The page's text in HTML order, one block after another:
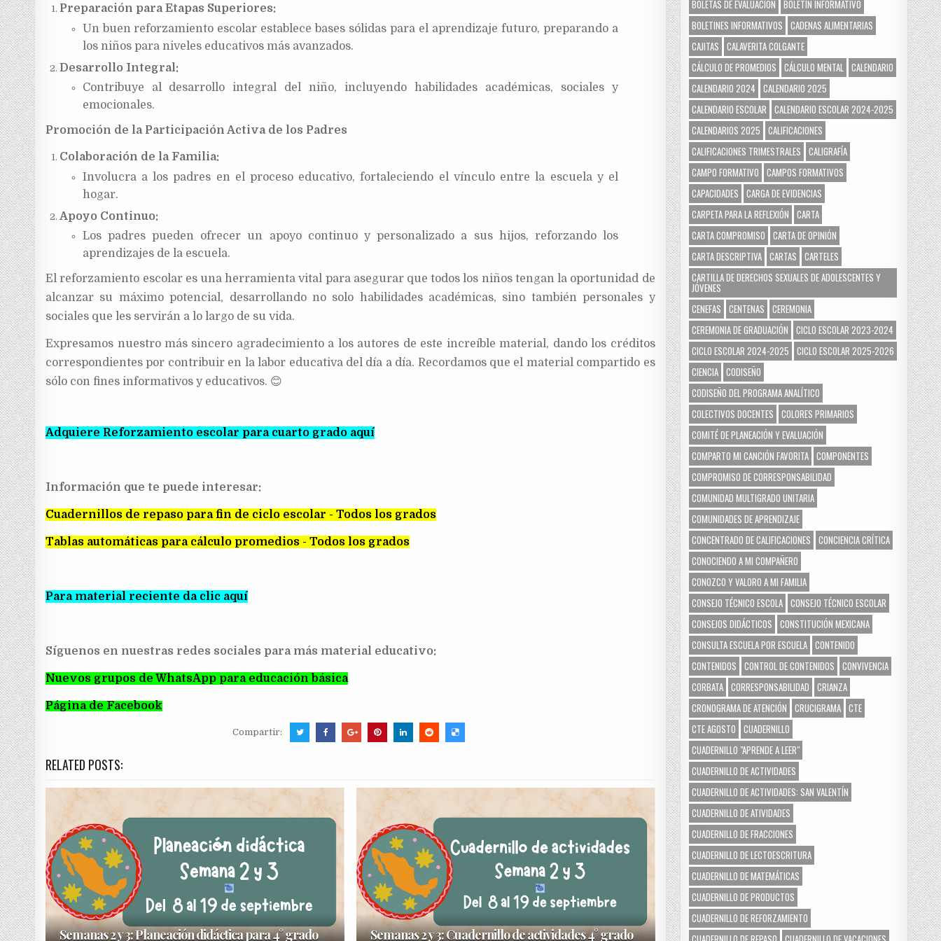
Preparación para Etapas Superiores:
Un buen reforzamiento escolar establece bases sólidas para el aprendizaje futuro, preparando a
los niños para niveles educativos más avanzados.
Desarrollo Integral:
Contribuye al desarrollo integral del niño, incluyendo habilidades académicas, sociales y
emocionales.
Promoción de la Participación Activa de los Padres
Colaboración de la Familia:
Involucra a los padres en el proceso educativo, fortaleciendo el vínculo entre la escuela y el
hogar.
Apoyo Continuo:
Los padres pueden ofrecer un apoyo continuo y personalizado a sus hijos, reforzando los
aprendizajes de la escuela.
El reforzamiento escolar es una herramienta vital para asegurar que todos los niños tengan la oportunidad de
alcanzar su máximo potencial, desarrollando no solo habilidades académicas, sino también personales y
sociales que les servirán a lo largo de su vida.
Expresamos nuestro más sincero agradecimiento a los autores de este increíble material, dando los créditos
correspondientes por contribuir en la labor educativa del día a día. Recordamos que el material compartido es
sólo con fines informativos y educativos. 😊
Adquiere Reforzamiento escolar para cuarto grado aquí
Información que te puede interesar:
Cuadernillos de repaso para fin de ciclo escolar - Todos los grados
Tablas automáticas para cálculo promedios - Todos los grados
Para material reciente da clic aquí
Síguenos en nuestras redes sociales para más material educativo:
Nuevos grupos de WhatsApp para educación básica
Página de Facebook
Compartir:
RELATED POSTS:
Semanas 2 y 3: Planeación didáctica para 4° grado Semanas 2 y 3: Cuadernillo de actividades 4° grado
BOLETAS DE EVALUACIÓN BOLETÍN INFORMATIVO
BOLETINES INFORMATIVOS CADENAS ALIMENTARIAS
CAJITAS CALAVERITA COLGANTE
CÁLCULO DE PROMEDIOS CÁLCULO MENTAL CALENDARIO
CALENDARIO 2024 CALENDARIO 2025
CALENDARIO ESCOLAR CALENDARIO ESCOLAR 2024-2025
CALENDARIOS 2025 CALIFICACIONES
CALIFICACIONES TRIMESTRALES CALIGRAFÍA
CAMPO FORMATIVO CAMPOS FORMATIVOS
CAPACIDADES CARGA DE EVIDENCIAS
CARPETA PARA LA REFLEXIÓN CARTA
CARTA COMPROMISO CARTA DE OPINIÓN
CARTA DESCRIPTIVA CARTAS CARTELES
CARTILLA DE DERECHOS SEXUALES DE ADOLESCENTES Y
JÓVENES
CENEFAS CENTENAS CEREMONIA
CEREMONIA DE GRADUACIÓN CICLO ESCOLAR 2023-2024
CICLO ESCOLAR 2024-2025 CICLO ESCOLAR 2025-2026
CIENCIA CODISEÑO
CODISEÑO DEL PROGRAMA ANALÍTICO
COLECTIVOS DOCENTES COLORES PRIMARIOS
COMITÉ DE PLANEACIÓN Y EVALUACIÓN
COMPARTO MI CANCIÓN FAVORITA COMPONENTES
COMPROMISO DE CORRESPONSABILIDAD
COMUNIDAD MULTIGRADO UNITARIA
COMUNIDADES DE APRENDIZAJE
CONCENTRADO DE CALIFICACIONES CONCIENCIA CRÍTICA
CONOCIENDO A MI COMPAÑERO
CONOZCO Y VALORO A MI FAMILIA
CONSEJO TÉCNICO ESCOLA CONSEJO TÉCNICO ESCOLAR
CONSEJOS DIDÁCTICOS CONSTITUCIÓN MEXICANA
CONSULTA ESCUELA POR ESCUELA CONTENIDO
CONTENIDOS CONTROL DE CONTENIDOS CONVIVENCIA
CORBATA CORRESPONSABILIDAD CRIANZA
CRONOGRAMA DE ATENCIÓN CRUCIGRAMA CTE
CTE AGOSTO CUADERNILLO
CUADERNILLO "APRENDE A LEER"
CUADERNILLO DE ACTIVIDADES
CUADERNILLO DE ACTIVIDADES: SAN VALENTÍN
CUADERNILLO DE ATIVIDADES
CUADERNILLO DE FRACCIONES
CUADERNILLO DE LECTOESCRITURA
CUADERNILLO DE MATEMÁTICAS
CUADERNILLO DE PRODUCTOS
CUADERNILLO DE REFORZAMIENTO